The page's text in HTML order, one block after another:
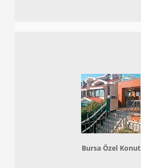
Bursa Özel Konut